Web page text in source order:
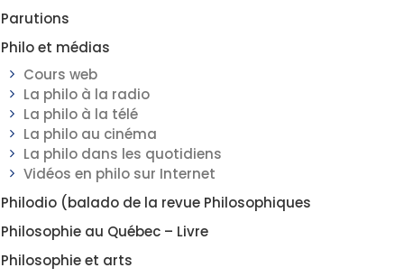
Parutions
Philo et médias
Cours web
La philo à la radio
La philo à la télé
La philo au cinéma
La philo dans les quotidiens
Vidéos en philo sur Internet
Philodio (balado de la revue Philosophiques
Philosophie au Québec – Livre
Philosophie et arts